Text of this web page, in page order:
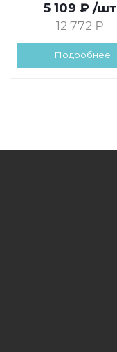
5 109 ₽ /шт
12 772₽
Подробнее